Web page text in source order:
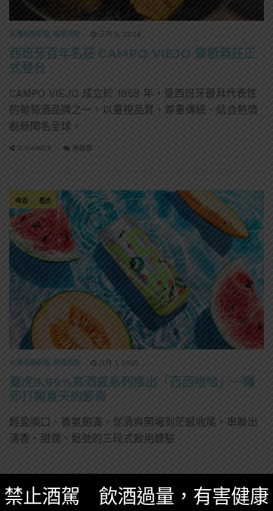
台灣酒圈新聞 , 精選酒聞 三月 5, 2026
西班牙百年名莊 CAMPO VIEJO 康栢酒莊正
式登台
CAMPO VIEJO 成立於 1959 年，是西班牙最具代表性
的葡萄酒品牌之一，以重視品質，尊重傳統、結合熱情
創新聞名全球。
0 SHARES 無迴響
啤酒 臺虎
台灣酒圈新聞 , 精選酒聞 八月 1, 2025
臺虎9.99%高酒感系列推出「西西哈哈」一罐
即打開夏天的節奏
輕盈順口、香氣飽滿，從清爽開場到茫感收尾，串聯出
清香、甜潤、鬆弛的三段式飲用體驗
禁止酒駕 飲酒過量，有害健康